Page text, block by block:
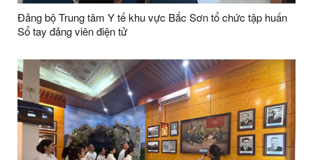
Đảng bộ Trung tâm Y tế khu vực Bắc Sơn tổ chức tập huấn
Sổ tay đảng viên điện tử